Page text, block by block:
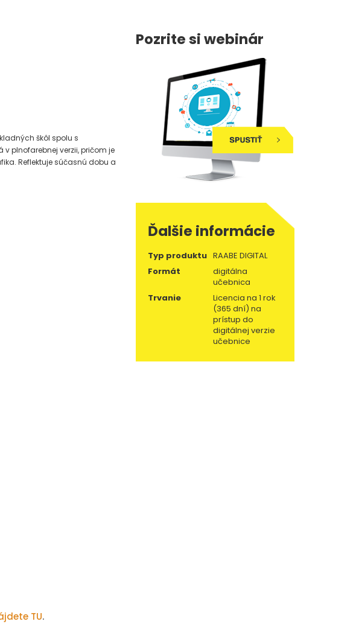
škôl spolu s
plnofarebnej verzii, pričom je
Reflektuje súčasnú dobu a
TU.
Pozrite si webinár
Ďalšie informácie
Typ produktu RAABE DIGITAL
Formát
digitálna
učebnica
Trvanie
Licencia na 1 rok
(365 dní) na
prístup do
digitálnej verzie
učebnice